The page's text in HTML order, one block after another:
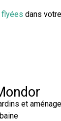
dans
et